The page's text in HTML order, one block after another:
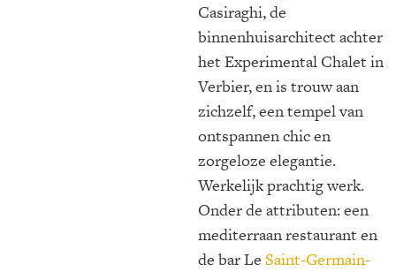
Casiraghi, de
binnenhuisarchitect achter
het Experimental Chalet in
Verbier, en is trouw aan
zichzelf, een tempel van
ontspannen chic en
zorgeloze elegantie.
Werkelijk prachtig werk.
Onder de attributen: een
mediterraan restaurant en
de bar Le Saint-Germain-